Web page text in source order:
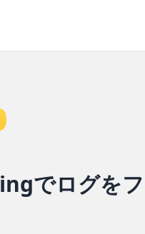
でログを